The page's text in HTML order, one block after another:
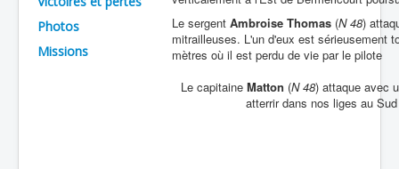
Doctrines
Photos
Missions
Le sergent Ambroise Thomas (N 48)
mitrailleuses. L'un d'eux est sérieusement
mètres où il est perdu de vie par le pilote
Le capitaine Matton (N 48) attaque avec
atterrir dans nos liges au